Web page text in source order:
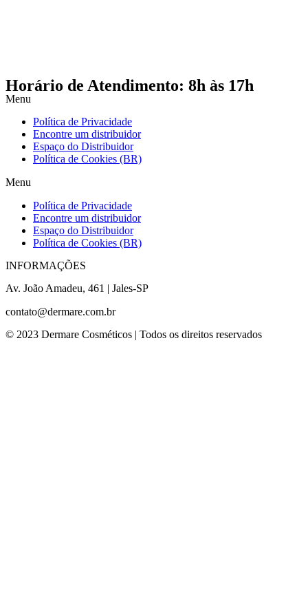
Horário de Atendimento: 8h às 17h
Menu
Política de Privacidade
Encontre um distribuidor
Espaço do Distribuidor
Política de Cookies (BR)
Menu
Política de Privacidade
Encontre um distribuidor
Espaço do Distribuidor
Política de Cookies (BR)
INFORMAÇÕES
Av. João Amadeu, 461 | Jales-SP
contato@dermare.com.br
© 2023 Dermare Cosméticos | Todos os direitos reservados